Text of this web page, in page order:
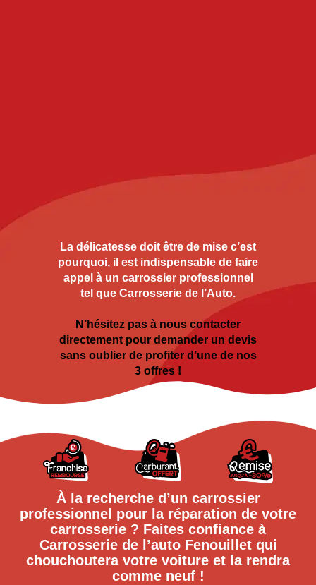
La délicatesse doit être de mise c’est
pourquoi, il est indispensable de faire
appel à un carrossier professionnel
tel que Carrosserie de l’Auto.
N’hésitez pas à nous contacter
directement pour demander un devis
sans oublier de profiter d’une de nos
3 offres !
À la recherche d’un carrossier
professionnel pour la réparation de votre
carrosserie ? Faites confiance à
Carrosserie de l’auto Fenouillet qui
chouchoutera votre voiture et la rendra
comme neuf !